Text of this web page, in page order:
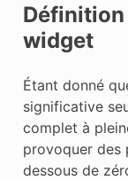
widget
Étant donné
significative
complet à
provoquer des
dessous de